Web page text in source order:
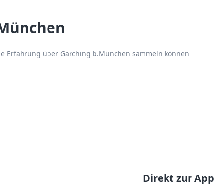
Erfahrung über Garching b.München sammeln können.
Direkt zur App